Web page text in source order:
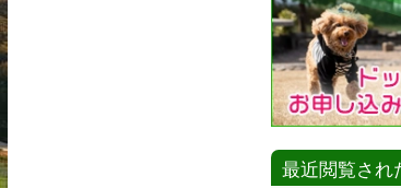
最近閲覧され